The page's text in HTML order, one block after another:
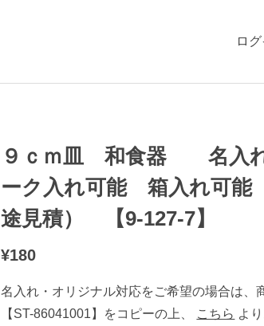
ロ
９ｃｍ皿 和食器 名入
ーク入れ可能 箱入れ可能
途見積） 【9-127-7】
¥180
名入れ・オリジナル対応をご希望の場合は、
【ST-86041001】をコピーの上、
こちら よ